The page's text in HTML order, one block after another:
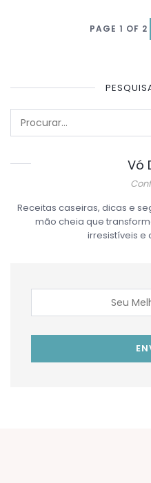
PAGE 1 OF 2
Vó
Receitas caseiras, dicas e
mão cheia que
irresistíveis e